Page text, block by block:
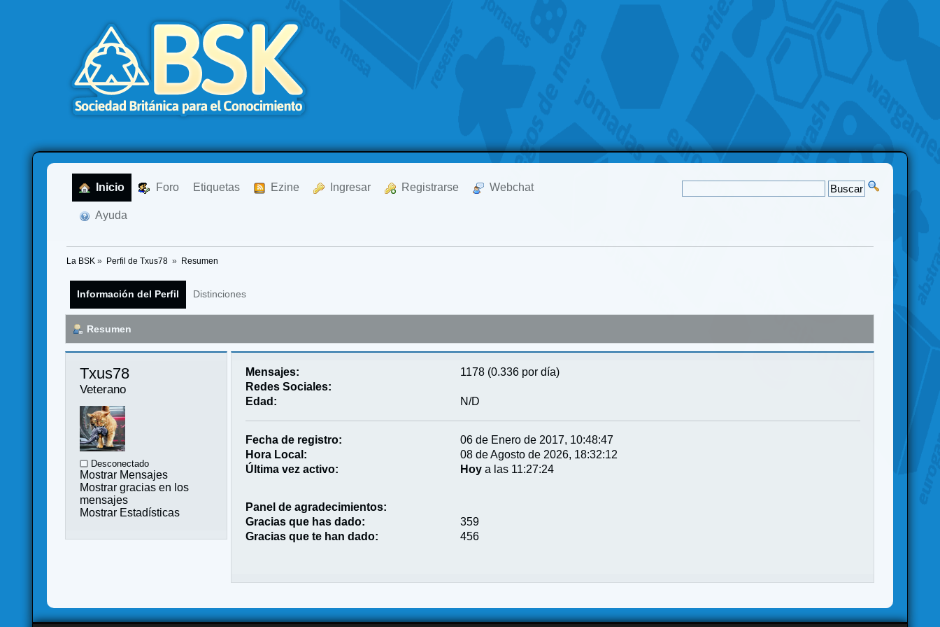
Inicio Foro Etiquetas Ezine Ingresar Registrarse Webchat
Ayuda
La BSK » Perfil de Txus78 » Resumen
Información del Perfil Distinciones
Resumen
Txus78
Veterano
Desconectado
Mostrar Mensajes
Mostrar gracias en los
mensajes
Mostrar Estadísticas
Mensajes:
1178 (0.336 por día)
Redes Sociales:
Edad:
N/D
Fecha de registro:
06 de Enero de 2017, 10:48:47
Hora Local:
08 de Agosto de 2026, 18:32:12
Última vez activo:
Hoy a las 11:27:24
Panel de agradecimientos:
Gracias que has dado:
359
Gracias que te han dado:
456